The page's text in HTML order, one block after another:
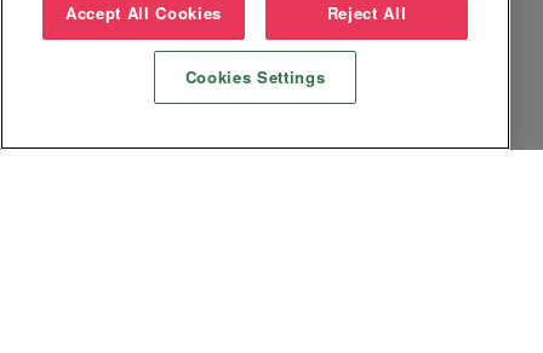
Accept All Cookies Reject All
Cookies Settings